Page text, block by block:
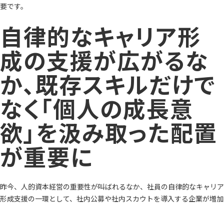
要です。
自律的なキャリア形
成の支援が広がるな
か、既存スキルだけで
なく「個人の成長意
欲」を汲み取った配置
が重要に
昨今、人的資本経営の重要性が叫ばれるなか、社員の自律的なキャリア
形成支援の一環として、社内公募や社内スカウトを導入する企業が増加